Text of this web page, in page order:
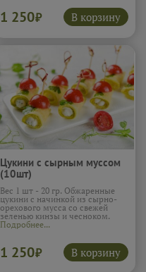
1 250₽ В корзину
Цукини с сырным муссом
(10шт)
Вес 1 шт - 20 гр. Обжаренные
цукини с начинкой из сырно-
орехового мусса со свежей
зеленью кинзы и чесноком.
Подробнее...
1 250₽ В корзину